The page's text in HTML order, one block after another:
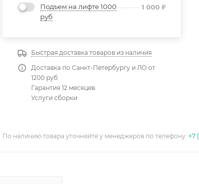
Подъем на лифте 1000
руб
1 000₽
Быстрая доставка товаров из наличия
Доставка по Санкт-Петербургу и ЛО от
1200 руб
Гарантия 12 месяцев.
Услуги сборки
По наличию товара уточняйте у менеджеров по телефону:+7